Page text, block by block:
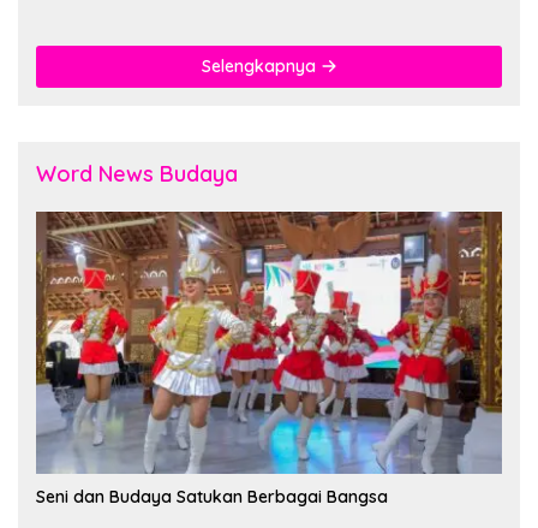
Selengkapnya
Word News Budaya
Seni dan Budaya Satukan Berbagai Bangsa